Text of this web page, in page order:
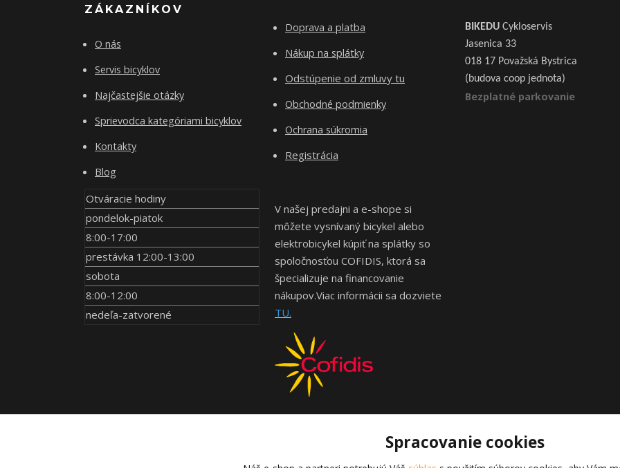
ZÁKAZNÍKOV
O nás
Servis bicyklov
Najčastejšie otázky
Sprievodca kategóriami bicyklov
Kontakty
Blog
Otváracie hodiny
pondelok-piatok
8:00-17:00
prestávka 12:00-13:00
sobota
8:00-12:00
nedeľa-zatvorené
Doprava a platba
Nákup na splátky
Odstúpenie od zmluvy tu
Obchodné podmienky
Ochrana súkromia
Registrácia
V našej predajni a e-shope si
môžete vysnívaný bicykel alebo
elektrobicykel kúpiť na splátky so
spoločnosťou COFIDIS, ktorá sa
špecializuje na financovanie
nákupov.Viac informácii sa dozviete
TU.
BIKEDU Cykloservis
Jasenica 33
018 17 Považská Bystrica
(budova coop jednota)
Bezplatné parkovanie
Spracovanie cookies